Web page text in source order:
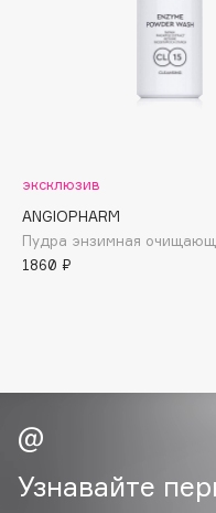
Boadicea The Victorious
Bobbi Brown
BOOMSHOP
BORK
BY WISHTREND
Byredo
эксклюзив
ANGIOPHARM
Пудра энзимная
1860 ₽
Узнавайте